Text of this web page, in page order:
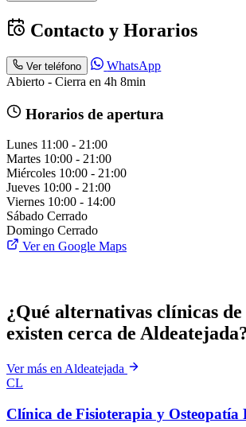
Contacto y Horarios
Ver teléfono
WhatsApp
Abierto - Cierra en 4h 8min
Horarios de apertura
Lunes 11:00 - 21:00
Martes 10:00 - 21:00
Miércoles 10:00 - 21:00
Jueves 10:00 - 21:00
Viernes 10:00 - 14:00
Sábado Cerrado
Domingo Cerrado
Ver en Google Maps
¿Qué alternativas clínicas
existen cerca de
Ver más en Aldeatejada
CL
Clínica de Fisioterapia y Osteopatía